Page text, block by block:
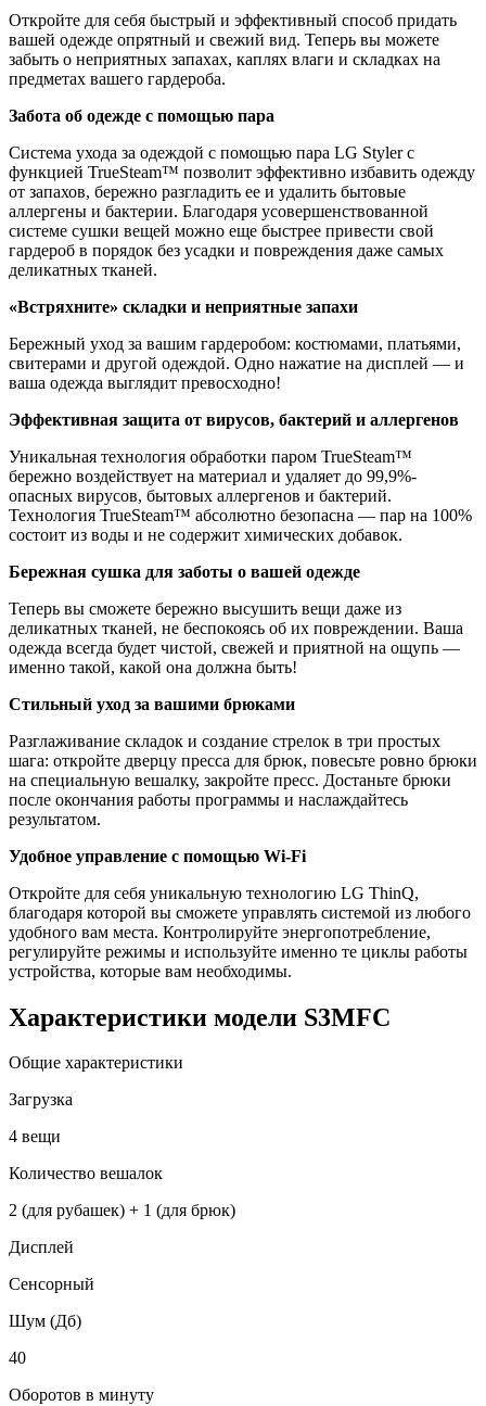
Откройте для себя быстрый и эффективный способ придать
вашей одежде опрятный и свежий вид. Теперь вы можете
забыть о неприятных запахах, каплях влаги и складках на
предметах вашего гардероба.
Забота об одежде с помощью пара
Система ухода за одеждой с помощью пара LG Styler с
функцией TrueSteam™ позволит эффективно избавить одежду
от запахов, бережно разгладить ее и удалить бытовые
аллергены и бактерии. Благодаря усовершенствованной
системе сушки вещей можно еще быстрее привести свой
гардероб в порядок без усадки и повреждения даже самых
деликатных тканей.
«Встряхните» складки и неприятные запахи
Бережный уход за вашим гардеробом: костюмами, платьями,
свитерами и другой одеждой. Одно нажатие на дисплей — и
ваша одежда выглядит превосходно!
Эффективная защита от вирусов, бактерий и аллергенов
Уникальная технология обработки паром TrueSteam™
бережно воздействует на материал и удаляет до 99,9%­
опасных вирусов, бытовых аллергенов и бактерий.
Технология TrueSteam™ абсолютно безопасна — пар на 100%
состоит из воды и не содержит химических добавок.
Бережная сушка для заботы о вашей одежде
Теперь вы сможете бережно высушить вещи даже из
деликатных тканей, не беспокоясь об их повреждении. Ваша
одежда всегда будет чистой, свежей и приятной на ощупь —
именно такой, какой она должна быть!
Стильный уход за вашими брюками
Разглаживание складок и создание стрелок в три простых
шага: откройте дверцу пресса для брюк, повесьте ровно брюки
на специальную вешалку, закройте пресс. Достаньте брюки
после окончания работы программы и наслаждайтесь
результатом.
Удобное управление с помощью Wi-Fi
Откройте для себя уникальную технологию LG ThinQ,
благодаря которой вы сможете управлять системой из любого
удобного вам места. Контролируйте энергопотребление,
регулируйте режимы и используйте именно те циклы работы
устройства, которые вам необходимы.
Характеристики модели S3MFC
Общие характеристики
Загрузка
4 вещи
Количество вешалок
2 (для рубашек) + 1 (для брюк)
Дисплей
Сенсорный
Шум (Дб)
40
Оборотов в минуту